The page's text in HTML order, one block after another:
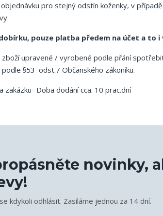
pro stejný odstín koženky, v
pouze platba předem na účet a to
zboží upravené / vyrobené podle přání
§53 odst.7 Občanského zákoníku.
zakázku- Doba dodání cca. 10 prac.dní
novinky,
kdykoli odhlásit. Zasíláme jednou za 14 dní.